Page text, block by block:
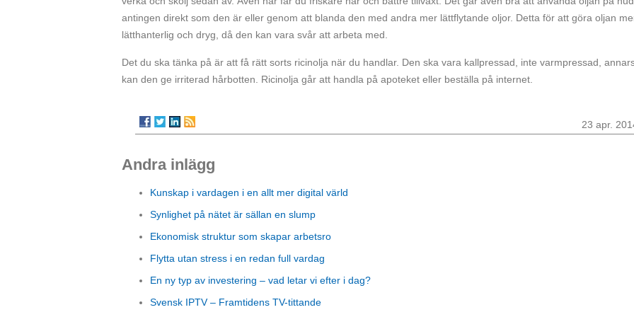
antingen direkt som den är eller genom att blanda den med andra mer lättflytande oljor. Detta för att göra oljan
lätthanterlig och dryg, då den kan vara svår att arbeta med.
Det du ska tänka på är att få rätt sorts ricinolja när du handlar. Den ska vara kallpressad, inte varmpressad,
kan den ge irriterad hårbotten. Ricinolja går att handla på apoteket eller beställa på internet.
23 apr.
Andra inlägg
Kunskap i vardagen i en allt mer digital värld
Synlighet på nätet är sällan en slump
Ekonomisk struktur som skapar arbetsro
Flytta utan stress i en redan full vardag
En ny typ av investering – vad letar vi efter i dag?
Svensk IPTV – Framtidens TV-tittande